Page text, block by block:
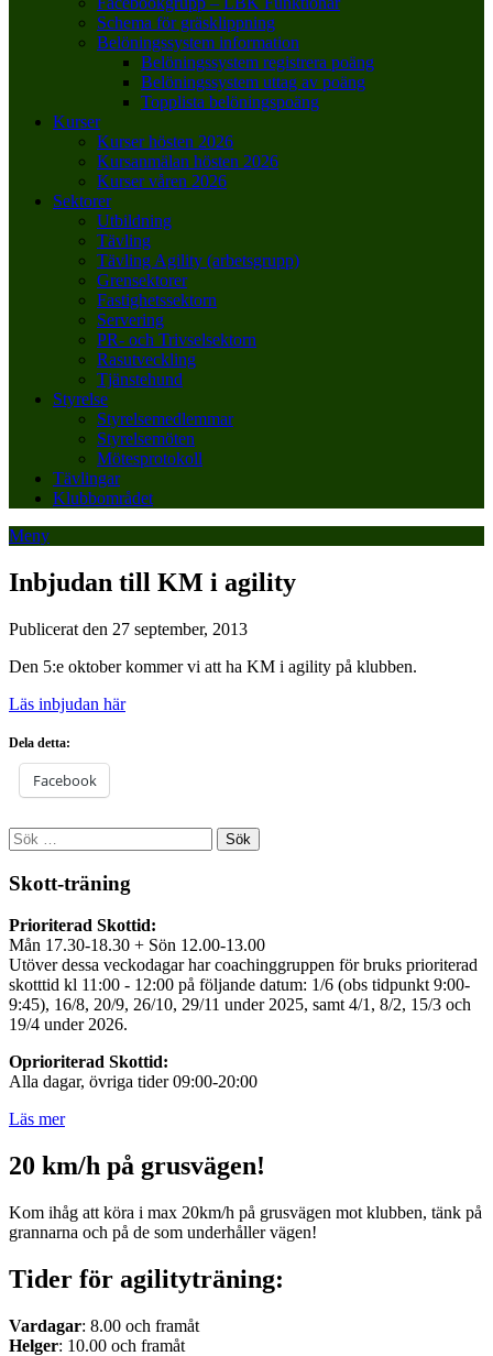
Schema för gräsklippning
Belöningssystem information
Belöningssystem registrera poäng
Belöningssystem uttag av poäng
Topplista belöningspoäng
Kurser
Kurser hösten 2026
Kursanmälan hösten 2026
Kurser våren 2026
Sektorer
Utbildning
Tävling
Tävling Agility (arbetsgrupp)
Grensektorer
Fastighetssektorn
Servering
PR- och Trivselsektorn
Rasutveckling
Tjänstehund
Styrelse
Styrelsemedlemmar
Styrelsemöten
Mötesprotokoll
Tävlingar
Klubbområdet
Meny
Inbjudan till KM i agility
Publicerat den 27 september, 2013
Den 5:e oktober kommer vi att ha KM i agility på klubben.
Läs inbjudan här
Dela detta:
Facebook
Sök
efter:
Skott-träning
Prioriterad Skottid:
Mån 17.30-18.30 + Sön 12.00-13.00
Utöver dessa veckodagar har coachinggruppen för bruks prioriterad
skotttid kl 11:00 - 12:00 på följande datum: 1/6 (obs tidpunkt 9:00-
9:45), 16/8, 20/9, 26/10, 29/11 under 2025, samt 4/1, 8/2, 15/3 och
19/4 under 2026.
Oprioriterad Skottid:
Alla dagar, övriga tider 09:00-20:00
Läs mer
20 km/h på grusvägen!
Kom ihåg att köra i max 20km/h på grusvägen mot klubben, tänk på
grannarna och på de som underhåller vägen!
Tider för agilityträning:
Vardagar: 8.00 och framåt
Helger: 10.00 och framåt